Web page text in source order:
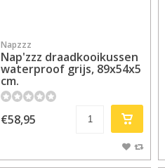
Napzzz
Nap'zzz draadkooikussen
waterproof grijs, 89x54x5
cm.
€58,95